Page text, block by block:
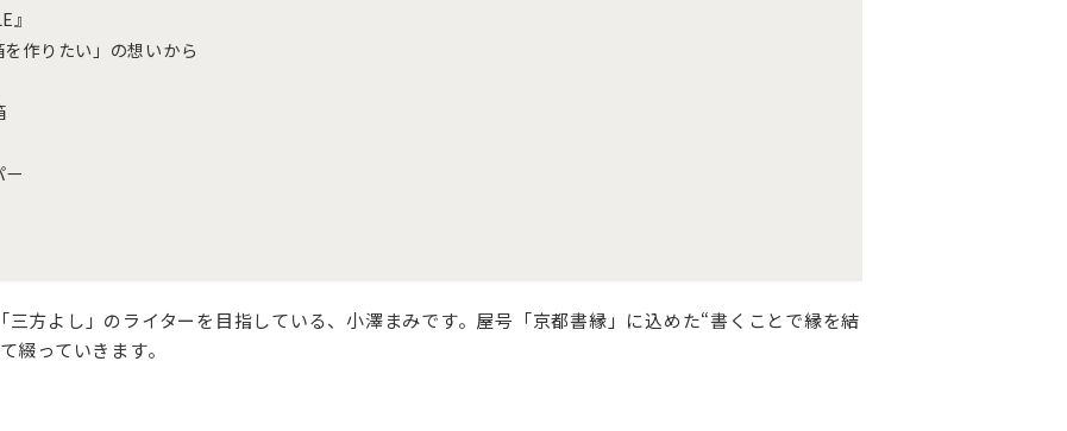
』
作りたい」の想いから
方よし」のライターを目指している、小澤まみです。屋号「京都書縁」に込めた“書くことで縁を結
綴っていきます。